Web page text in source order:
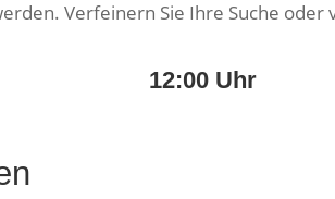
Verfeinern Sie Ihre Suche
12:00 Uhr